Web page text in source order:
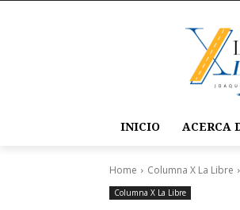
INICIO ACERCA
Home Columna X La Libre
Columna X La Libre